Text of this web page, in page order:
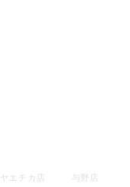
ヤエチカ店 与野店